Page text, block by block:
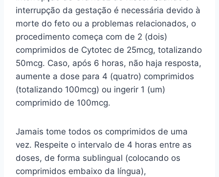
interrupção da gestação é necessária devido à
morte do feto ou a problemas relacionados, o
procedimento começa com de 2 (dois)
comprimidos de Cytotec de 25mcg, totalizando
50mcg. Caso, após 6 horas, não haja resposta,
aumente a dose para 4 (quatro) comprimidos
(totalizando 100mcg) ou ingerir 1 (um)
comprimido de 100mcg.
Jamais tome todos os comprimidos de uma
vez. Respeite o intervalo de 4 horas entre as
doses, de forma sublingual (colocando os
comprimidos embaixo da língua),